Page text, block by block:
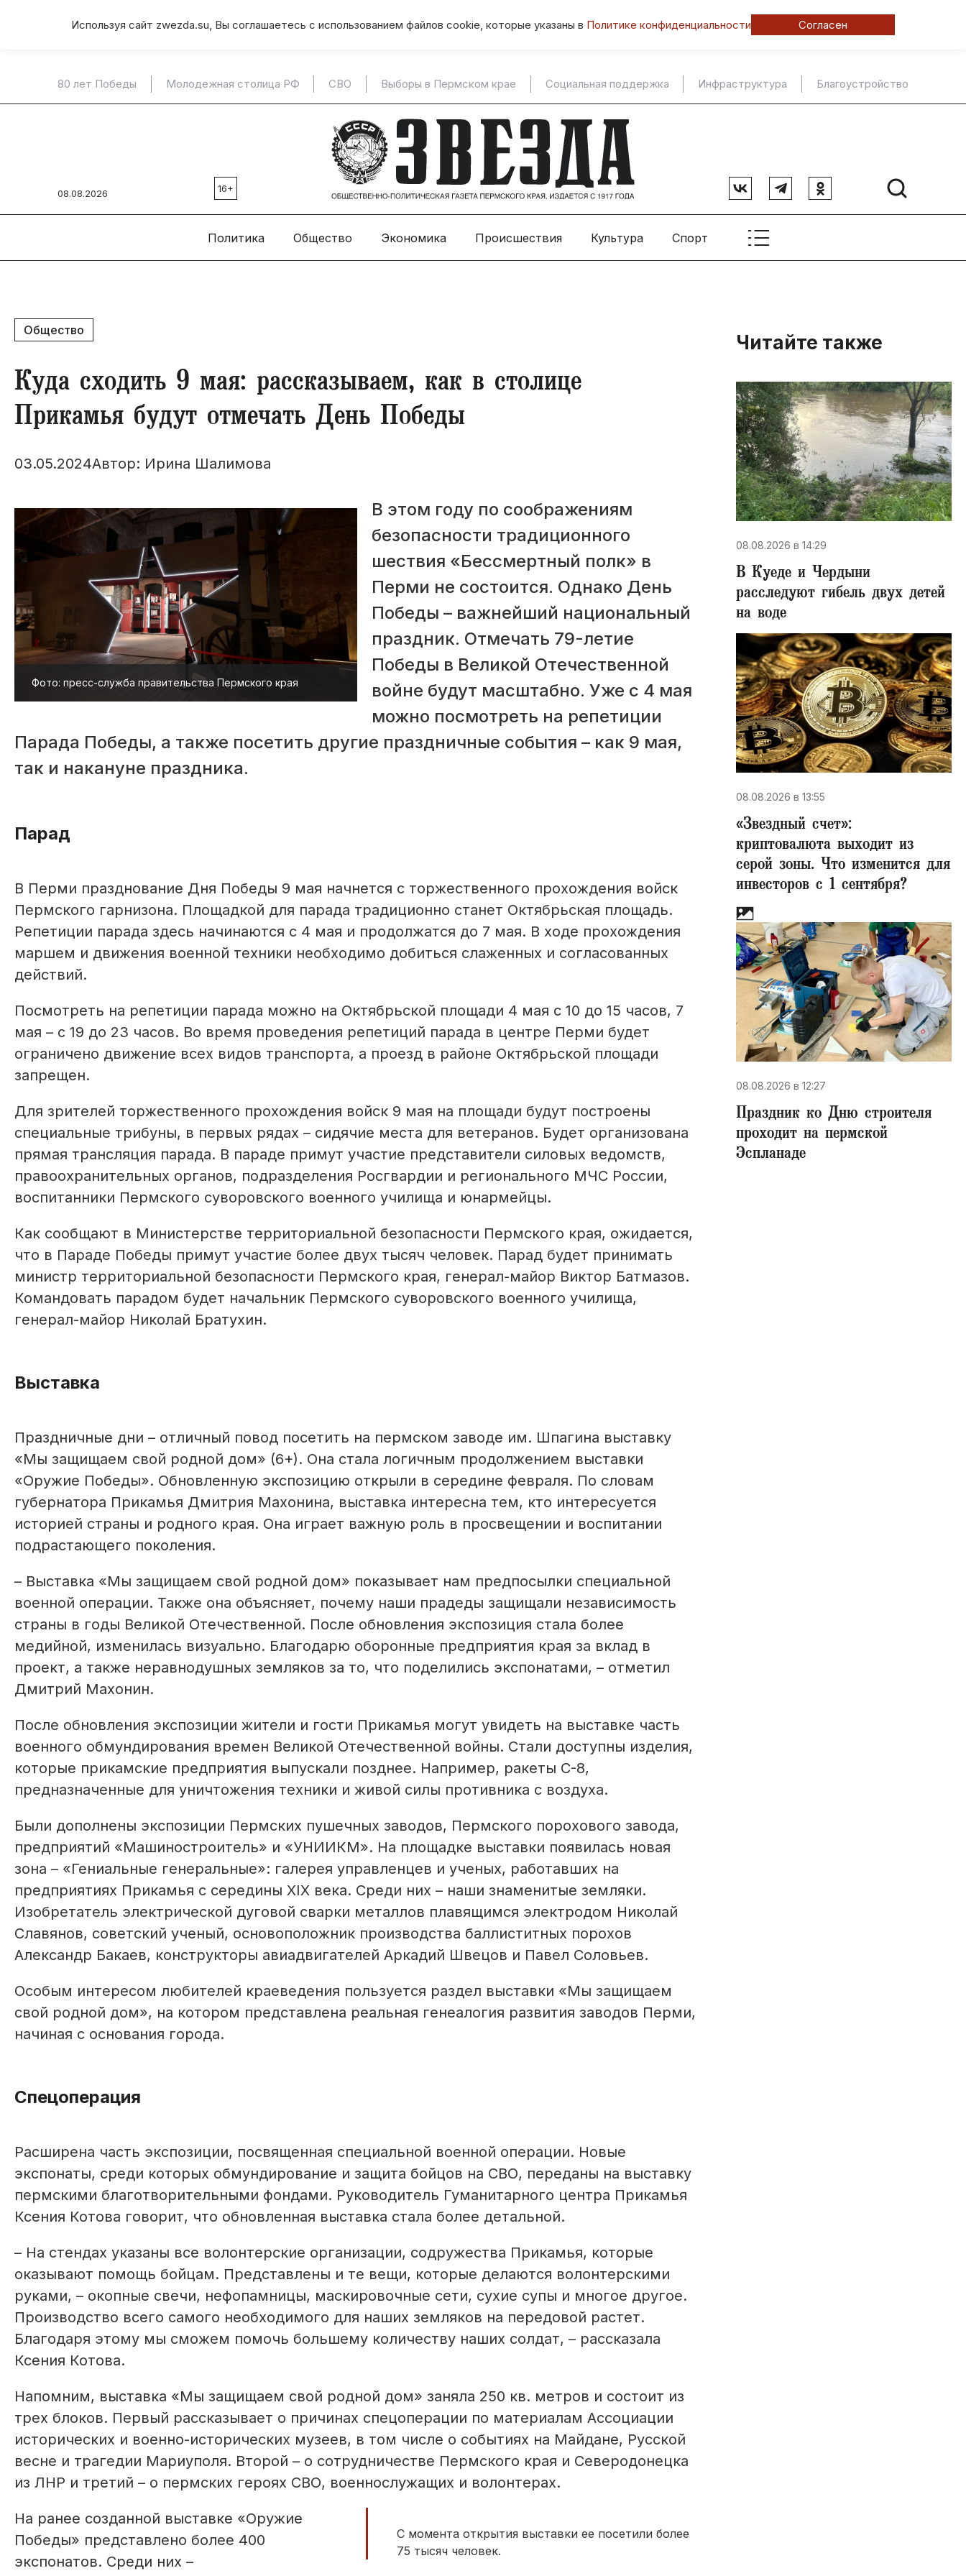
Используя сайт zwezda.su, Вы соглашаетесь с использованием файлов cookie, которые указаны в Политике конфиденциальности Согласен
80 лет Победы Молодежная столица РФ СВО Выборы в Пермском крае Социальная поддержка Инфраструктура Благоустройство
08.08.2026 16+
Политика Общество Экономика Происшествия Культура Спорт
Общество
Куда сходить 9 мая: рассказываем, как в столице
Прикамья будут отмечать День Победы
03.05.2024Автор: Ирина Шалимова
Фото: пресс-служба правительства Пермского края
В этом году по соображениям
безопасности традиционного
шествия «Бессмертный полк» в
Перми не состоится. Однако День
Победы – важнейший национальный
праздник. Отмечать 79-летие
Победы в Великой Отечественной
войне будут масштабно. Уже с 4 мая
можно посмотреть на репетиции
Парада Победы, а также посетить другие праздничные события – как 9 мая,
так и накануне праздника.
Парад
В Перми празднование Дня Победы 9 мая начнется с торжественного прохождения войск
Пермского гарнизона. Площадкой для парада традиционно станет Октябрьская площадь.
Репетиции парада здесь начинаются с 4 мая и продолжатся до 7 мая. В ходе прохождения
маршем и движения военной техники необходимо добиться слаженных и согласованных
действий.
Посмотреть на репетиции парада можно на Октябрьской площади 4 мая с 10 до 15 часов, 7
мая – с 19 до 23 часов. Во время проведения репетиций парада в центре Перми будет
ограничено движение всех видов транспорта, а проезд в районе Октябрьской площади
запрещен.
Для зрителей торжественного прохождения войск 9 мая на площади будут построены
специальные трибуны, в первых рядах – сидячие места для ветеранов. Будет организована
прямая трансляция парада. В параде примут участие представители силовых ведомств,
правоохранительных органов, подразделения Росгвардии и регионального МЧС России,
воспитанники Пермского суворовского военного училища и юнармейцы.
Как сообщают в Министерстве территориальной безопасности Пермского края, ожидается,
что в Параде Победы примут участие более двух тысяч человек. Парад будет принимать
министр территориальной безопасности Пермского края, генерал-майор Виктор Батмазов.
Командовать парадом будет начальник Пермского суворовского военного училища,
генерал-майор Николай Братухин.
Выставка
Праздничные дни – отличный повод посетить на пермском заводе им. Шпагина выставку
«Мы защищаем свой родной дом» (6+). Она стала логичным продолжением выставки
«Оружие Победы». Обновленную экспозицию открыли в середине февраля. По словам
губернатора Прикамья Дмитрия Махонина, выставка интересна тем, кто интересуется
историей страны и родного края. Она играет важную роль в просвещении и воспитании
подрастающего поколения.
– Выставка «Мы защищаем свой родной дом» показывает нам предпосылки специальной
военной операции. Также она объясняет, почему наши прадеды защищали независимость
страны в годы Великой Отечественной. После обновления экспозиция стала более
медийной, изменилась визуально. Благодарю оборонные предприятия края за вклад в
проект, а также неравнодушных земляков за то, что поделились экспонатами, – отметил
Дмитрий Махонин.
После обновления экспозиции жители и гости Прикамья могут увидеть на выставке часть
военного обмундирования времен Великой Отечественной войны. Стали доступны изделия,
которые прикамские предприятия выпускали позднее. Например, ракеты С-8,
предназначенные для уничтожения техники и живой силы противника с воздуха.
Были дополнены экспозиции Пермских пушечных заводов, Пермского порохового завода,
предприятий «Машиностроитель» и «УНИИКМ». На площадке выставки появилась новая
зона – «Гениальные генеральные»: галерея управленцев и ученых, работавших на
предприятиях Прикамья с середины XIX века. Среди них – наши знаменитые земляки.
Изобретатель электрической дуговой сварки металлов плавящимся электродом Николай
Славянов, советский ученый, основоположник производства баллиститных порохов
Александр Бакаев, конструкторы авиадвигателей Аркадий Швецов и Павел Соловьев.
Особым интересом любителей краеведения пользуется раздел выставки «Мы защищаем
свой родной дом», на котором представлена реальная генеалогия развития заводов Перми,
начиная с основания города.
Спецоперация
Расширена часть экспозиции, посвященная специальной военной операции. Новые
экспонаты, среди которых обмундирование и защита бойцов на СВО, переданы на выставку
пермскими благотворительными фондами. Руководитель Гуманитарного центра Прикамья
Ксения Котова говорит, что обновленная выставка стала более детальной.
– На стендах указаны все волонтерские организации, содружества Прикамья, которые
оказывают помощь бойцам. Представлены и те вещи, которые делаются волонтерскими
руками, – окопные свечи, нефопамницы, маскировочные сети, сухие супы и многое другое.
Производство всего самого необходимого для наших земляков на передовой растет.
Благодаря этому мы сможем помочь большему количеству наших солдат, – рассказала
Ксения Котова.
Напомним, выставка «Мы защищаем свой родной дом» заняла 250 кв. метров и состоит из
трех блоков. Первый рассказывает о причинах спецоперации по материалам Ассоциации
исторических и военно-исторических музеев, в том числе о событиях на Майдане, Русской
весне и трагедии Мариуполя. Второй – о сотрудничестве Пермского края и Северодонецка
из ЛНР и третий – о пермских героях СВО, военнослужащих и волонтерах.
С момента открытия выставки ее посетили более
75 тысяч человек.
На ранее созданной выставке «Оружие
Победы» представлено более 400
экспонатов. Среди них –
Читайте также
08.08.2026 в 14:29
В Куеде и Чердыни
расследуют гибель двух детей
на воде
08.08.2026 в 13:55
«Звездный счет»​:
криптовалюта выходит из
серой зоны. Что изменится для
инвесторов с 1 сентября?
08.08.2026 в 12:27
Праздник ко Дню строителя
проходит на пермской
Эспланаде